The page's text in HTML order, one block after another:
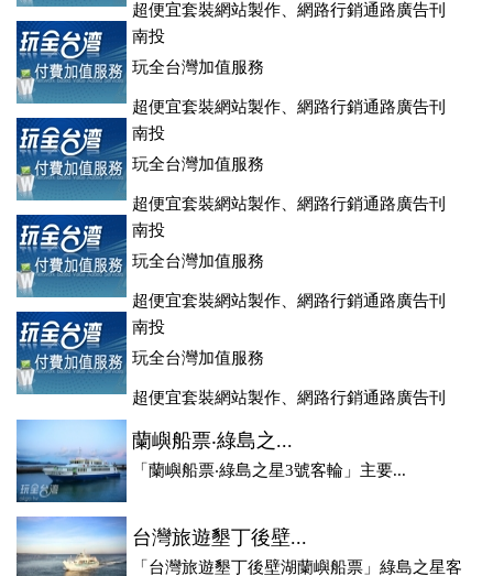
超便宜套裝網站製作、網路行銷通路廣告刊
登、訂房系統、客房委託旅行社銷售，全面優惠中....
南投
玩全台灣加值服務
超便宜套裝網站製作、網路行銷通路廣告刊
登、訂房系統、客房委託旅行社銷售，全面優惠中....
南投
玩全台灣加值服務
超便宜套裝網站製作、網路行銷通路廣告刊
登、訂房系統、客房委託旅行社銷售，全面優惠中....
南投
玩全台灣加值服務
超便宜套裝網站製作、網路行銷通路廣告刊
登、訂房系統、客房委託旅行社銷售，全面優惠中....
南投
玩全台灣加值服務
超便宜套裝網站製作、網路行銷通路廣告刊
登、訂房系統、客房委託旅行社銷售，全面優惠中....
蘭嶼船票‧綠島之...
「蘭嶼船票‧綠島之星3號客輪」主要...
台灣旅遊墾丁後壁...
「台灣旅遊墾丁後壁湖蘭嶼船票」綠島之星客